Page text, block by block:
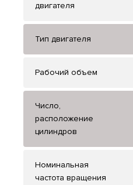
двигателя
Тип двигателя
Рабочий объем
Число,
расположение
цилиндров
Номинальная
частота вращения